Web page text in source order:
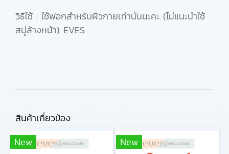
วิธีใช้ : ใช้ฟอกสำหรับผิวกายเท่านั้นนะคะ (ไม่แนะนำใช้
สบู่ล้างหน้า) EVES
สินค้าเกี่ยวข้อง
New
New